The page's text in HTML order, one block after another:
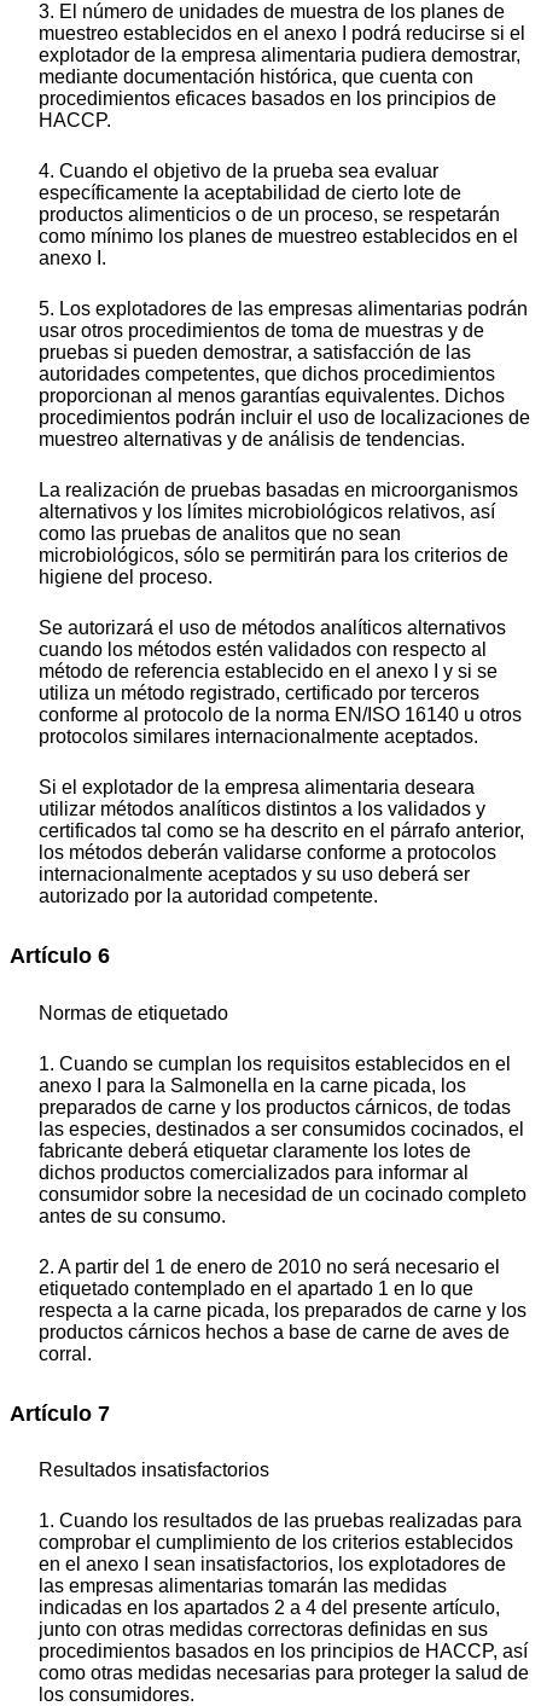
3. El número de unidades de muestra de los planes de
muestreo establecidos en el anexo I podrá reducirse si el
explotador de la empresa alimentaria pudiera demostrar,
mediante documentación histórica, que cuenta con
procedimientos eficaces basados en los principios de
HACCP.
4. Cuando el objetivo de la prueba sea evaluar
específicamente la aceptabilidad de cierto lote de
productos alimenticios o de un proceso, se respetarán
como mínimo los planes de muestreo establecidos en el
anexo I.
5. Los explotadores de las empresas alimentarias podrán
usar otros procedimientos de toma de muestras y de
pruebas si pueden demostrar, a satisfacción de las
autoridades competentes, que dichos procedimientos
proporcionan al menos garantías equivalentes. Dichos
procedimientos podrán incluir el uso de localizaciones de
muestreo alternativas y de análisis de tendencias.
La realización de pruebas basadas en microorganismos
alternativos y los límites microbiológicos relativos, así
como las pruebas de analitos que no sean
microbiológicos, sólo se permitirán para los criterios de
higiene del proceso.
Se autorizará el uso de métodos analíticos alternativos
cuando los métodos estén validados con respecto al
método de referencia establecido en el anexo I y si se
utiliza un método registrado, certificado por terceros
conforme al protocolo de la norma EN/ISO 16140 u otros
protocolos similares internacionalmente aceptados.
Si el explotador de la empresa alimentaria deseara
utilizar métodos analíticos distintos a los validados y
certificados tal como se ha descrito en el párrafo anterior,
los métodos deberán validarse conforme a protocolos
internacionalmente aceptados y su uso deberá ser
autorizado por la autoridad competente.
Artículo 6
Normas de etiquetado
1. Cuando se cumplan los requisitos establecidos en el
anexo I para la Salmonella en la carne picada, los
preparados de carne y los productos cárnicos, de todas
las especies, destinados a ser consumidos cocinados, el
fabricante deberá etiquetar claramente los lotes de
dichos productos comercializados para informar al
consumidor sobre la necesidad de un cocinado completo
antes de su consumo.
2. A partir del 1 de enero de 2010 no será necesario el
etiquetado contemplado en el apartado 1 en lo que
respecta a la carne picada, los preparados de carne y los
productos cárnicos hechos a base de carne de aves de
corral.
Artículo 7
Resultados insatisfactorios
1. Cuando los resultados de las pruebas realizadas para
comprobar el cumplimiento de los criterios establecidos
en el anexo I sean insatisfactorios, los explotadores de
las empresas alimentarias tomarán las medidas
indicadas en los apartados 2 a 4 del presente artículo,
junto con otras medidas correctoras definidas en sus
procedimientos basados en los principios de HACCP, así
como otras medidas necesarias para proteger la salud de
los consumidores.